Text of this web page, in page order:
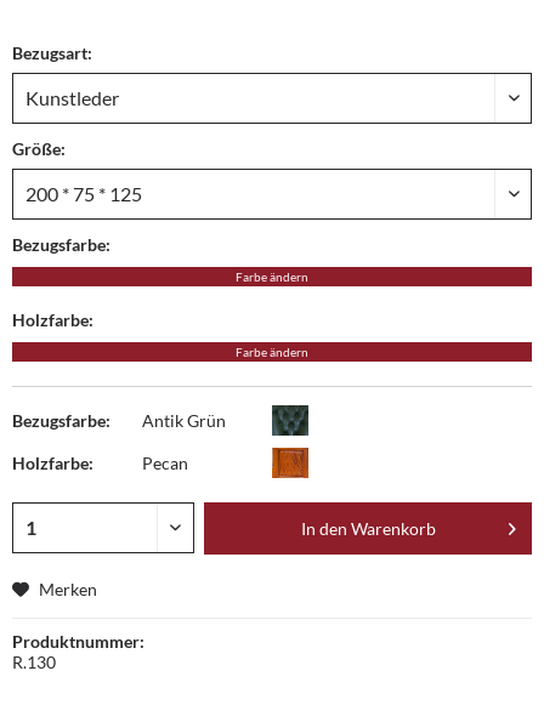
Bezugsart:
Größe:
Bezugsfarbe:
Farbe ändern
Holzfarbe:
Farbe ändern
Bezugsfarbe: Antik Grün
Holzfarbe: Pecan
In den Warenkorb
Merken
Produktnummer:
R.130